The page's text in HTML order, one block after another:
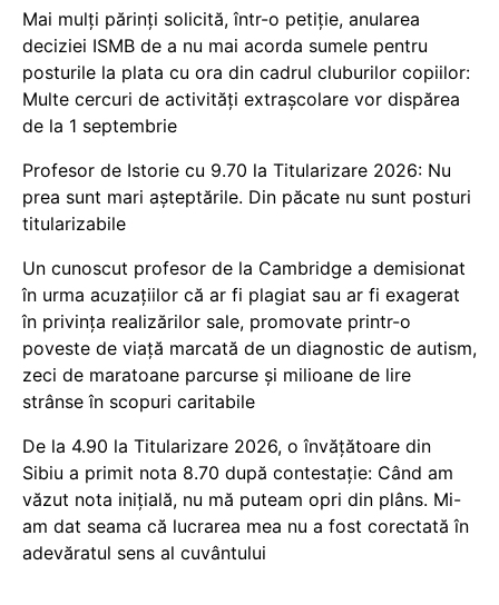
Mai mulți părinți solicită, într-o petiție, anularea
deciziei ISMB de a nu mai acorda sumele pentru
posturile la plata cu ora din cadrul cluburilor copiilor:
Multe cercuri de activități extrașcolare vor dispărea
de la 1 septembrie
Profesor de Istorie cu 9.70 la Titularizare 2026: Nu
prea sunt mari așteptările. Din păcate nu sunt posturi
titularizabile
Un cunoscut profesor de la Cambridge a demisionat
în urma acuzațiilor că ar fi plagiat sau ar fi exagerat
în privința realizărilor sale, promovate printr-o
poveste de viață marcată de un diagnostic de autism,
zeci de maratoane parcurse și milioane de lire
strânse în scopuri caritabile
De la 4.90 la Titularizare 2026, o învățătoare din
Sibiu a primit nota 8.70 după contestație: Când am
văzut nota inițială, nu mă puteam opri din plâns. Mi-
am dat seama că lucrarea mea nu a fost corectată în
adevăratul sens al cuvântului